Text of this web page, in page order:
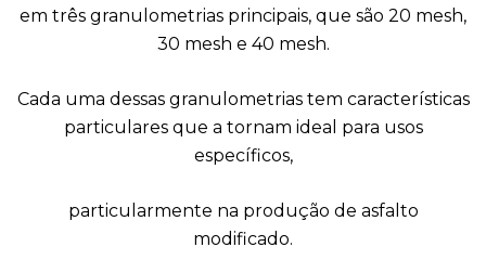
em três granulometrias principais, que são 20 mesh,
30 mesh e 40 mesh.
Cada uma dessas granulometrias tem características
particulares que a tornam ideal para usos
específicos,
particularmente na produção de asfalto
modificado.